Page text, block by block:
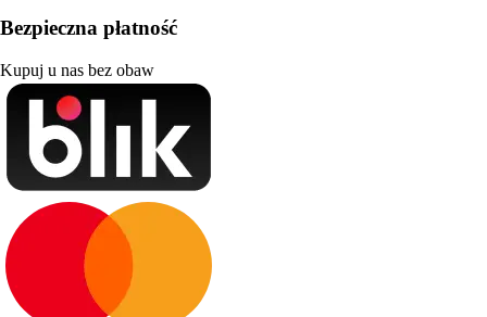
Bezpieczna płatność
Kupuj u nas bez obaw